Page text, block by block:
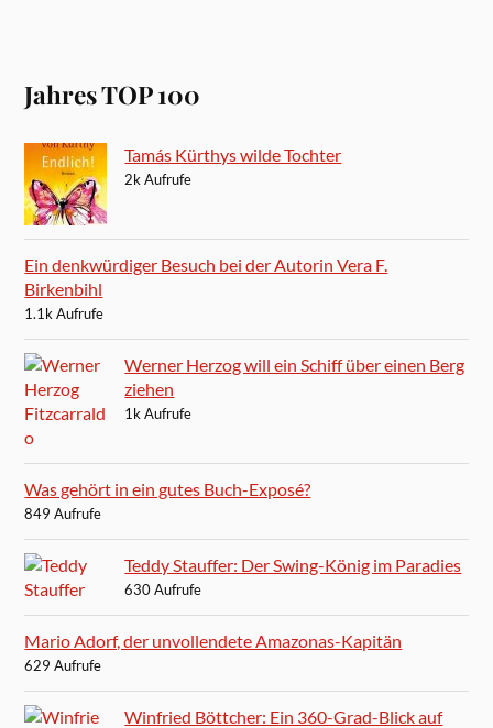
Jahres TOP 100
Tamás Kürthys wilde Tochter
2k Aufrufe
Ein denkwürdiger Besuch bei der Autorin Vera F.
Birkenbihl
1.1k Aufrufe
Werner Herzog will ein Schiff über einen Berg
ziehen
1k Aufrufe
Was gehört in ein gutes Buch-Exposé?
849 Aufrufe
Teddy Stauffer: Der Swing-König im Paradies
630 Aufrufe
Mario Adorf, der unvollendete Amazonas-Kapitän
629 Aufrufe
Winfried Böttcher: Ein 360-Grad-Blick auf